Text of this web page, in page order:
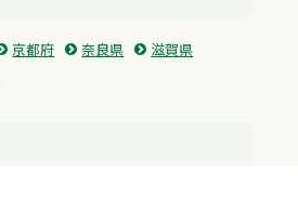
京都府 奈良県
滋賀県